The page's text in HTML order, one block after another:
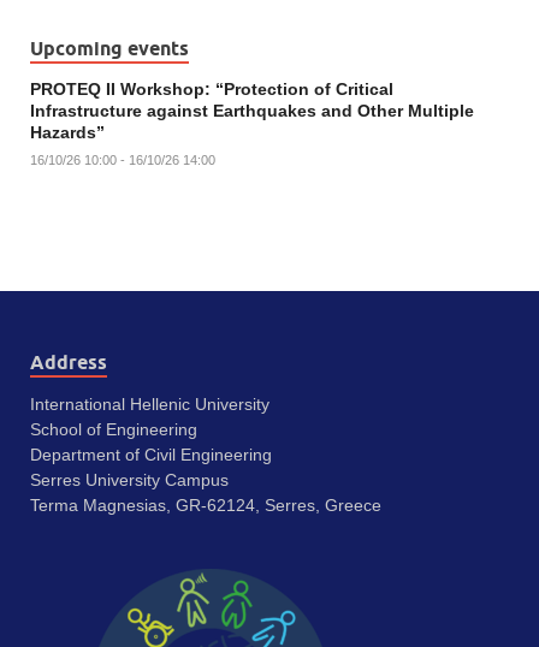
Upcoming events
PROTEQ II Workshop: “Protection of Critical
Infrastructure against Earthquakes and Other Multiple
Hazards”
16/10/26 10:00 - 16/10/26 14:00
Address
International Hellenic University
School of Engineering
Department of Civil Engineering
Serres University Campus
Terma Magnesias, GR-62124, Serres, Greece